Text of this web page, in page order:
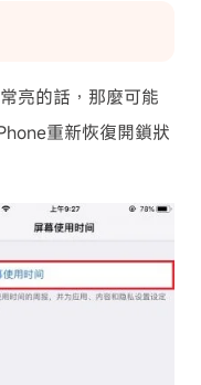
亮的話，那麼可能
重新恢復開鎖狀